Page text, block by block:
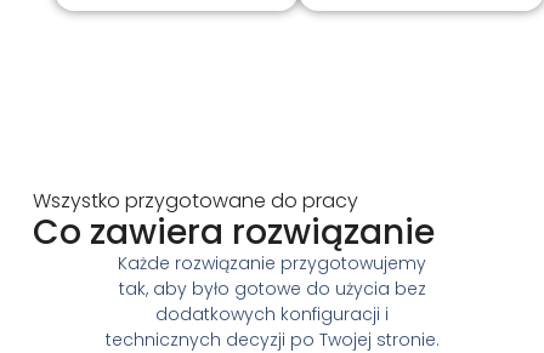
Wszystko przygotowane do pracy
Co zawiera rozwiązanie
Każde rozwiązanie przygotowujemy
tak, aby było gotowe do użycia bez
dodatkowych konfiguracji i
technicznych decyzji po Twojej stronie.